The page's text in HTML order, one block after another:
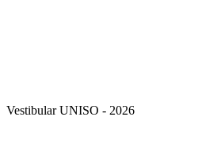
Vestibular UNISO - 2026